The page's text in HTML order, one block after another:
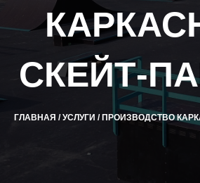
СКЕЙТ-
ГЛАВНАЯ /УСЛУГИ / ПРОИЗВОДСТВО